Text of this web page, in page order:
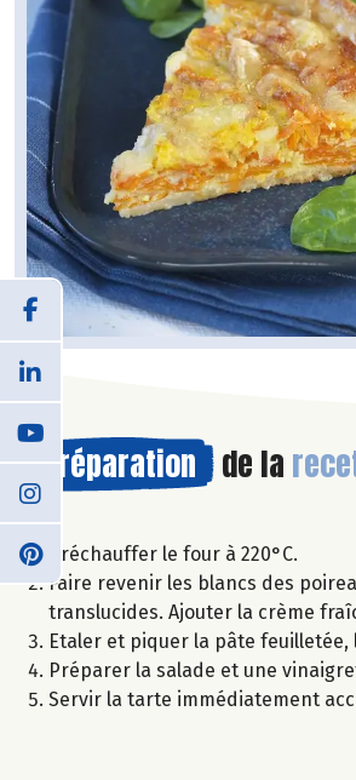
Préparation de la
Préchauffer le four à 220°C.
Faire revenir les blancs des
translucides. Ajouter la crème
Etaler et piquer la pâte
Préparer la salade et une
Servir la tarte immédiatement